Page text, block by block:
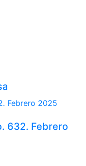
632. Febrero